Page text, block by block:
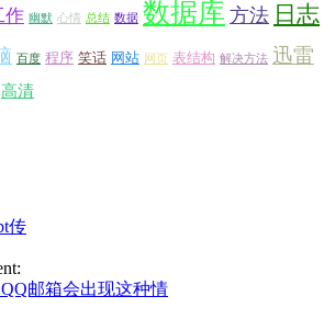
作 幽默 心情 总结 数据 数据库 方法 日志
百度 程序 笑话 网站 网页 表结构 解决方法 迅雷
高清
传
邮箱会出现这种情